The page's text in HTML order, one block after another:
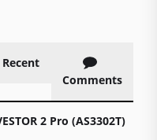
Recent
Comments
2 Pro (AS3302T)